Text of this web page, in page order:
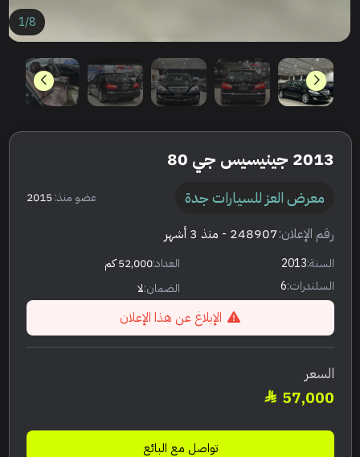
1/8
2013 جينيسيس جي 80
معرض العز للسيارات جدة عضو منذ:2015
رقم الإعلان:248907 - منذ 3 أشهر
السنة:2013 العداد:52,000 كم
السلندرات:6 الضمان:لا
الإبلاغ عن هذا الإعلان
السعر
57,000
تواصل مع البائع